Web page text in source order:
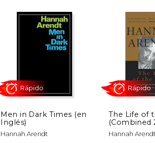
Men in Dark Times (en
Inglés)
Hannah Arendt
The Life of
(Combined
in 1) (Vols
Inglés)
Hannah Arendt